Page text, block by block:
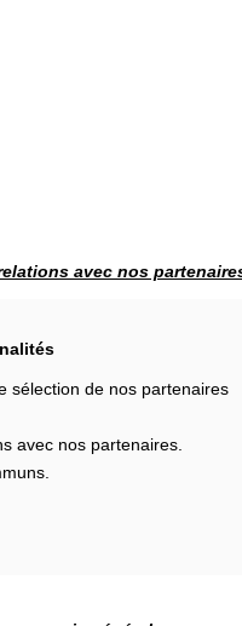
avec nos
sélection de nos partenaires
avec nos partenaires.